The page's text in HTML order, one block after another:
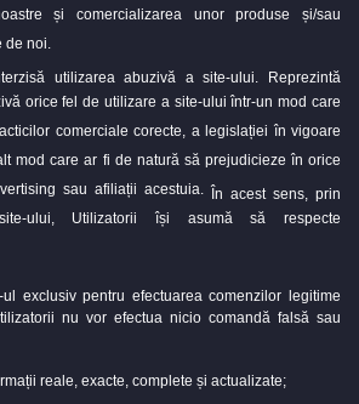
și comercializarea unor produse și/sau
de noi.
utilizarea abuzivă a site-ului. Reprezintă
orice fel de utilizare a site-ului într-un mod care
comerciale corecte, a legislației în vigoare
mod care ar fi de natură să prejudicieze în orice
sau afiliații acestuia.
În acest sens, prin
ului, Utilizatorii își asumă să respecte
exclusiv pentru efectuarea comenzilor legitime
nu vor efectua nicio comandă falsă sau
reale, exacte, complete și actualizate;